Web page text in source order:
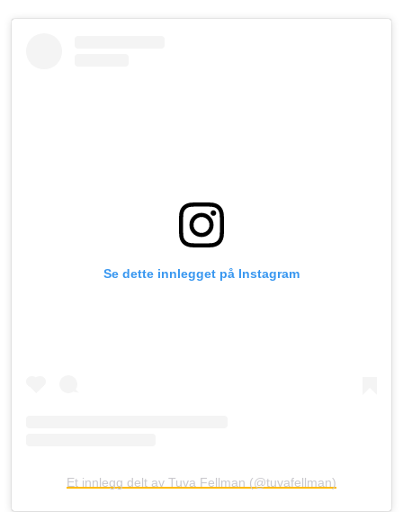
Se dette innlegget på Instagram
Et innlegg delt av Tuva Fellman (@tuvafellman)